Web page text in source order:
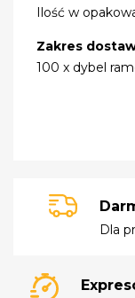
Ilość w
Zakres
100 x dybel
Dla